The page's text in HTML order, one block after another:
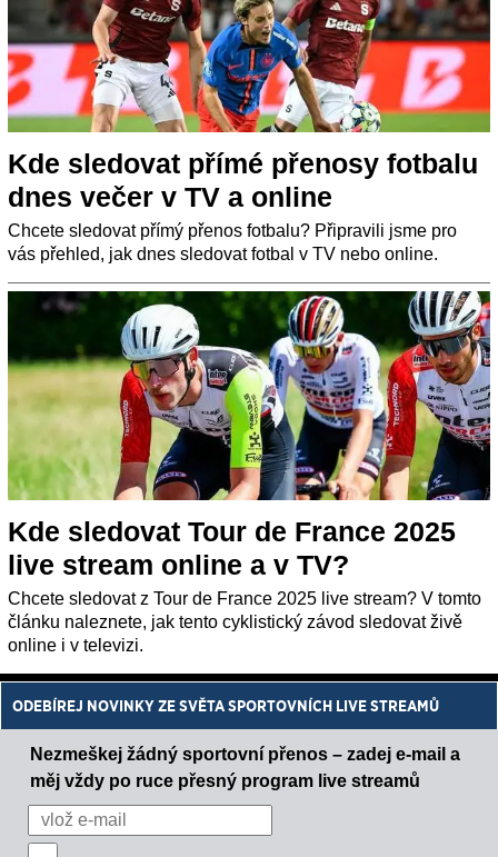
Kde sledovat přímé přenosy fotbalu
dnes večer v TV a online
Chcete sledovat přímý přenos fotbalu? Připravili jsme pro
vás přehled, jak dnes sledovat fotbal v TV nebo online.
Kde sledovat Tour de France 2025
live stream online a v TV?
Chcete sledovat z Tour de France 2025 live stream? V tomto
článku naleznete, jak tento cyklistický závod sledovat živě
online i v televizi.
ODEBÍREJ NOVINKY ZE SVĚTA SPORTOVNÍCH LIVE STREAMŮ
Nezmeškej žádný sportovní přenos – zadej e-mail a
měj vždy po ruce přesný program live streamů